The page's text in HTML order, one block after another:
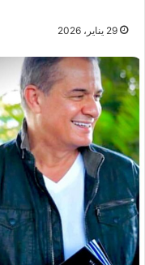
29 يناير، 2026